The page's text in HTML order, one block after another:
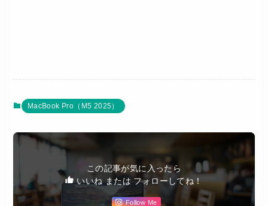
MacBook Pro（M5 2025）
この記事が気に入ったら
いいね または フォローしてね！
Follow Me